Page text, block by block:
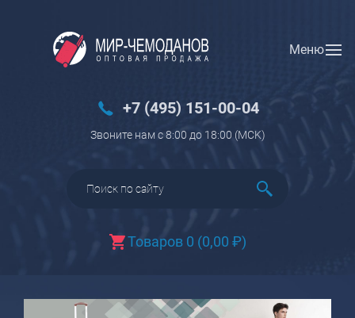
Меню
+7 (495) 151-00-04
Звоните нам с 8:00 до 18:00 (МCK)
Товаров 0 (0,00 ₽)
Вход Регистрация
Багаж
Чемоданы
Чемоданы детские
Пилоты на колесах
чемоданов